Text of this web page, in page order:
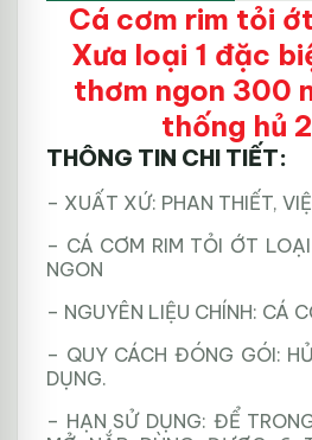
Cá cơm rim tỏi
Xưa loại 1 đặc
thơm ngon 300
thống hủ
THÔNG TIN CHI TIẾT:
– XUẤT XỨ: PHAN THIẾT,
– CÁ CƠM RIM TỎI ỚT
NGON
– NGUYÊN LIỆU CHÍNH: CÁ
– QUY CÁCH ĐÓNG GÓI:
DỤNG.
– HẠN SỬ DỤNG: ĐỂ